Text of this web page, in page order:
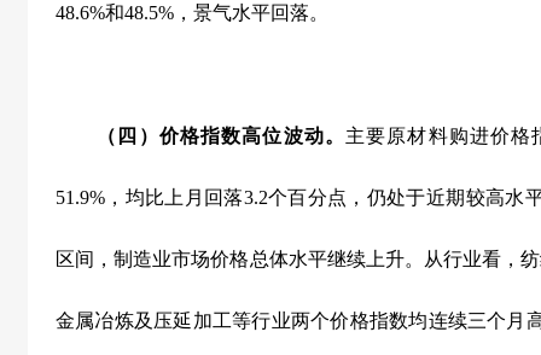
48.6%和48.5% ，景气水平回落。
（四）价格指数高位波动。 主要原材料购进价格
51.9% ，均比上月回落3.2个百分点，仍处于近期较高水
区间，制造业市场价格总体水平继续上升。从行业看，
金属冶炼及压延加工等行业两个价格指数均连续三个月